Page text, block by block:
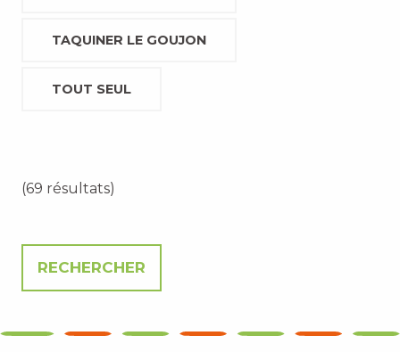
TAQUINER LE GOUJON
TOUT SEUL
(69 résultats)